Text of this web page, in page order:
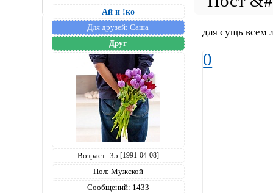
Ай и !ко
Для друзей: Саша
Друг
Возраст: 35 [1991-04-08]
Пол: Мужской
Сообщений: 1433
для сущь всем
0